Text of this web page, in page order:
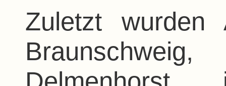
Zuletzt wurden